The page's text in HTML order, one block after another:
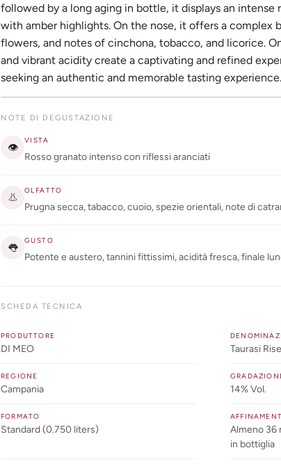
followed by a long aging in bottle, it displays an intense
with amber highlights. On the nose, it offers a complex
flowers, and notes of cinchona, tobacco, and licorice.
and vibrant acidity create a captivating and refined
seeking an authentic and memorable tasting experience.
NOTE DI DEGUSTAZIONE
👁
VISTA
Rosso granato intenso con riflessi aranciati
👃
OLFATTO
Prugna secca, tabacco, cuoio, spezie orientali, note di
👅
GUSTO
Potente e austero, tannini fittissimi, acidità fresca, finale
SCHEDA TECNICA
PRODUTTORE
DI MEO Taurasi
REGIONE
Campania 14% Vol.
FORMATO
Standard (0.750 liters)
Almeno 36
in bottiglia